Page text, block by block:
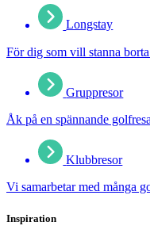
Longstay
För dig som vill stanna
Gruppresor
Åk på en spännande
Klubbresor
Vi samarbetar med många
Inspiration